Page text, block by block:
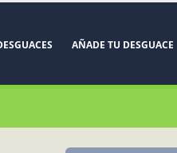
AÑADE TU DESGUACE